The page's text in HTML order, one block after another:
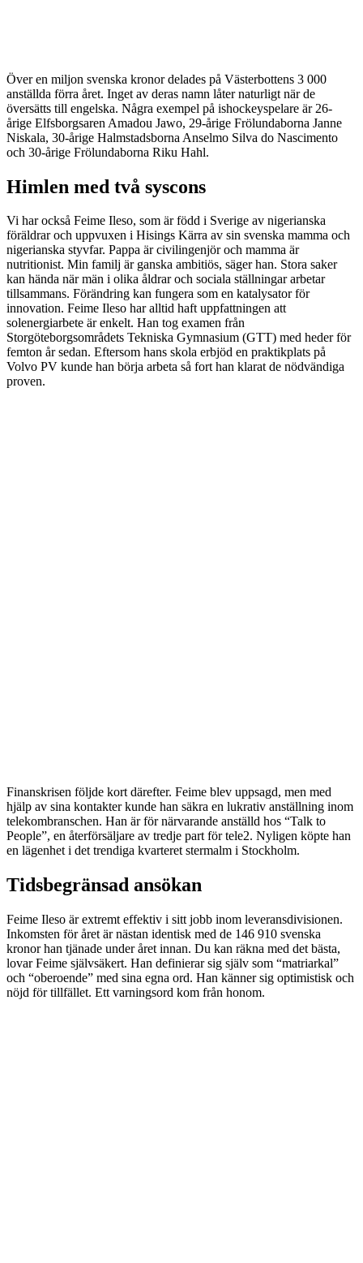
Över en miljon svenska kronor delades på Västerbottens 3 000
anställda förra året. Inget av deras namn låter naturligt när de
översätts till engelska. Några exempel på ishockeyspelare är 26-
årige Elfsborgsaren Amadou Jawo, 29-årige Frölundaborna Janne
Niskala, 30-årige Halmstadsborna Anselmo Silva do Nascimento
och 30-årige Frölundaborna Riku Hahl.
Himlen med två syscons
Vi har också Feime Ileso, som är född i Sverige av nigerianska
föräldrar och uppvuxen i Hisings Kärra av sin svenska mamma och
nigerianska styvfar. Pappa är civilingenjör och mamma är
nutritionist. Min familj är ganska ambitiös, säger han. Stora saker
kan hända när män i olika åldrar och sociala ställningar arbetar
tillsammans. Förändring kan fungera som en katalysator för
innovation. Feime Ileso har alltid haft uppfattningen att
solenergiarbete är enkelt. Han tog examen från
Storgöteborgsområdets Tekniska Gymnasium (GTT) med heder för
femton år sedan. Eftersom hans skola erbjöd en praktikplats på
Volvo PV kunde han börja arbeta så fort han klarat de nödvändiga
proven.
Finanskrisen följde kort därefter. Feime blev uppsagd, men med
hjälp av sina kontakter kunde han säkra en lukrativ anställning inom
telekombranschen. Han är för närvarande anställd hos “Talk to
People”, en återförsäljare av tredje part för tele2. Nyligen köpte han
en lägenhet i det trendiga kvarteret stermalm i Stockholm.
Tidsbegränsad ansökan
Feime Ileso är extremt effektiv i sitt jobb inom leveransdivisionen.
Inkomsten för året är nästan identisk med de 146 910 svenska
kronor han tjänade under året innan. Du kan räkna med det bästa,
lovar Feime självsäkert. Han definierar sig själv som “matriarkal”
och “oberoende” med sina egna ord. Han känner sig optimistisk och
nöjd för tillfället. Ett varningsord kom från honom.